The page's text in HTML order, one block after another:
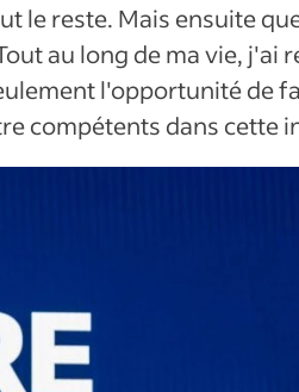
le reste. Mais ensuite
au long de ma vie, j'ai
l'opportunité de
compétents dans cette